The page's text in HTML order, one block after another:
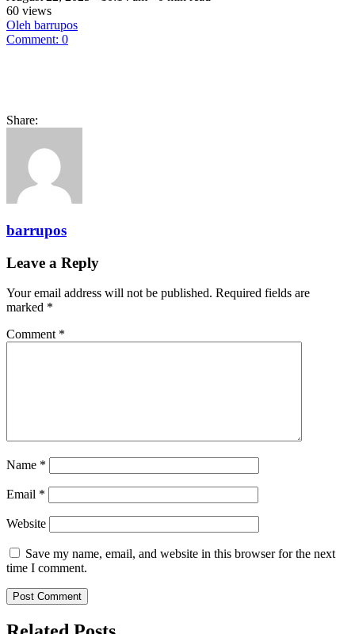
60 views
Oleh barrupos
Comment: 0
Share:
barrupos
Leave a Reply
Your email address will not be published. Required fields are
marked *
Comment *
Name *
Email *
Website
Save my name, email, and website in this browser for the next
time I comment.